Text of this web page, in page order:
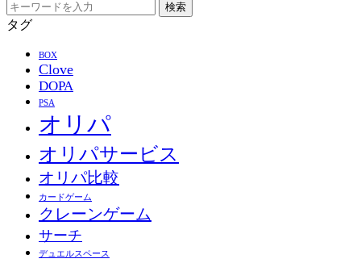
検索
タグ
BOX
Clove
DOPA
PSA
オリパ
オリパサービス
オリパ比較
カードゲーム
クレーンゲーム
サーチ
デュエルスペース